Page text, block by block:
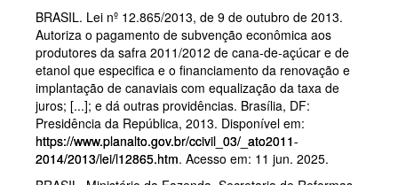
BRASIL. Lei nº 12.865/2013, de 9 de outubro de 2013.
Autoriza o pagamento de subvenção econômica aos
produtores da safra 2011/2012 de cana-de-açúcar e de
etanol que especifica e o financiamento da renovação e
implantação de canaviais com equalização da taxa de
juros; [...]; e dá outras providências. Brasília, DF:
Presidência da República, 2013. Disponível em:
https://www.planalto.gov.br/ccivil_03/_ato2011-
2014/2013/lei/l12865.htm. Acesso em: 11 jun. 2025.